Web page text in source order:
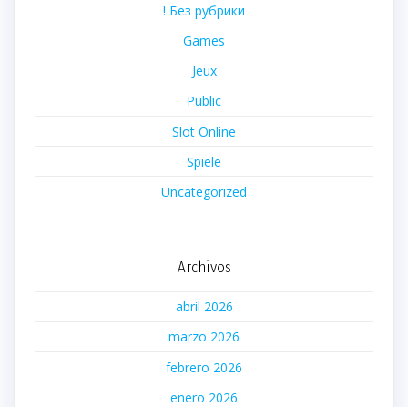
! Без рубрики
Games
Jeux
Public
Slot Online
Spiele
Uncategorized
Archivos
abril 2026
marzo 2026
febrero 2026
enero 2026